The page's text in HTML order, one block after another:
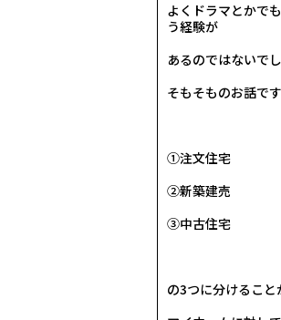
よくドラマとかで
う経験が
あるのではないで
そもそものお話で
①注文住宅
②新築建売
③中古住宅
の3つに分けること